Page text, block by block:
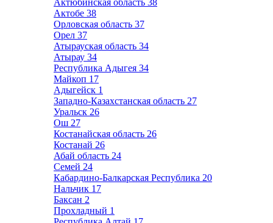
Актюбинская область 38
Актобе 38
Орловская область 37
Орел 37
Атырауская область 34
Атырау 34
Республика Адыгея 34
Майкоп 17
Адыгейск 1
Западно-Казахстанская область 27
Уральск 26
Ош 27
Костанайская область 26
Костанай 26
Абай область 24
Семей 24
Кабардино-Балкарская Республика 20
Нальчик 17
Баксан 2
Прохладный 1